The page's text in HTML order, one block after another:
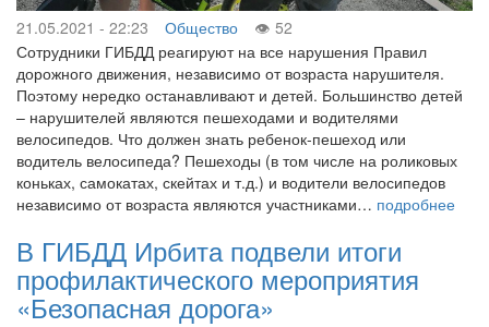
21.05.2021 - 22:23 Общество
52
Сотрудники ГИБДД реагируют на все нарушения Правил
дорожного движения, независимо от возраста нарушителя.
Поэтому нередко останавливают и детей. Большинство детей
– нарушителей являются пешеходами и водителями
велосипедов. Что должен знать ребенок-пешеход или
водитель велосипеда? Пешеходы (в том числе на роликовых
коньках, самокатах, скейтах и т.д.) и водители велосипедов
независимо от возраста являются участниками… подробнее
В ГИБДД Ирбита подвели итоги
профилактического мероприятия
«Безопасная дорога»